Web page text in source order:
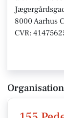
8000 Aarhus C
CVR: